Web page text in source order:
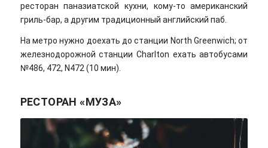
ресторан паназиатской кухни, кому-то американский
гриль-бар, а другим традиционный английский паб.
На метро нужно доехать до станции North Greenwich; от
железнодорожной станции Charlton ехать автобусами
№486, 472, N472 (10 мин).
РЕСТОРАН «МУЗА»